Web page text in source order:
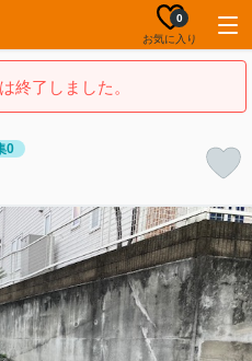
お気に入り
0
終了しました。
0